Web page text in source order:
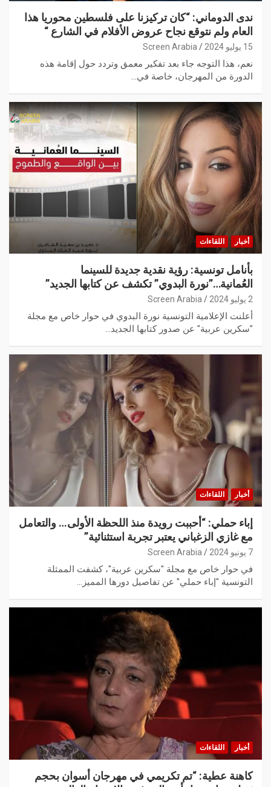
ندى الدوماني: “كان تركيزنا على فلسطين محوريا هذا
العام ولم نتوقع نجاح عروض الأفلام في الشارع “
15 يوليو 2024 Screen Arabia
نعم، هذا التوجه جاء بعد تفكير معمق وتردد حول إقامة هذه
الدورة من المهرجان، خاصة في…
أخبار اللقاءات
بأنامل تونسية: رؤية نقدية جديدة للسينما
العُمانية…”نورة البدوي” تكشف عن كتابها الجديد”
2 يوليو 2024 Screen Arabia
أعلنت الإعلامية التونسية نورة البدوي في حوار خاص مع مجلة
"سكرين عربية" عن صدور كتابها الجديد…
أخبار اللقاءات
إباء حملي: “أحببت رويدة منذ اللحظة الأولى… والتعامل
مع غازي الزغباني يعتبر تجربة استثنائية”
7 يونيو 2024 Screen Arabia
في حوار خاص مع مجلة "سكرين عربية"، كشفت الممثلة
التونسية "إباء حملي" عن تفاصيل دورها المميز…
أخبار اللقاءات
كاهنة عطية: “تم تكريمي في مهرجان أسوان بحجم